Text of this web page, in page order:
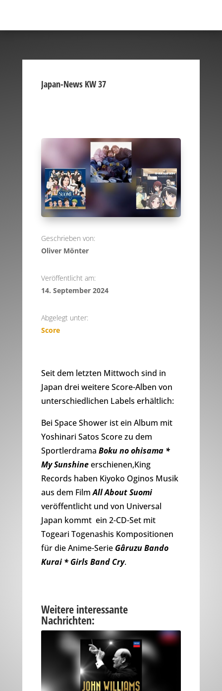
Japan-News KW 37
Geschrieben von:
Oliver Mönter
Veröffentlicht am:
14. September 2024
Abgelegt unter:
Score
Seit dem letzten Mittwoch sind in
Japan drei weitere Score-Alben von
unterschiedlichen Labels erhältlich:
Bei Space Shower ist ein Album mit
Yoshinari Satos Score zu dem
Sportlerdrama Boku no ohisama *
My Sunshineerschienen,King
Records haben Kiyoko Oginos Musik
aus dem FilmAll About Suomi
veröffentlicht und von Universal
Japan kommt ein 2-CD-Set mit
Togeari Togenashis Kompositionen
für die Anime-Serie Gâruzu Bando
Kurai * Girls Band Cry.
Weitere interessante
Nachrichten: